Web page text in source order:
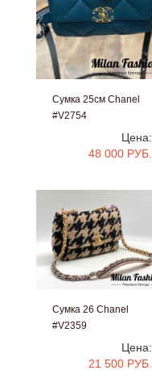
Сумка 25см Chanel
#V2754
Цена:
48 000 РУБ.
Сумка 26 Chanel
#V2359
Цена:
21 500 РУБ.